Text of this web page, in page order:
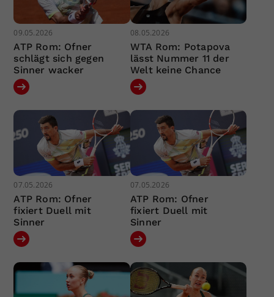
09.05.2026
ATP Rom: Ofner
schlägt sich gegen
Sinner wacker
08.05.2026
WTA Rom: Potapova
lässt Nummer 11 der
Welt keine Chance
07.05.2026
ATP Rom: Ofner
fixiert Duell mit
Sinner
07.05.2026
ATP Rom: Ofner
fixiert Duell mit
Sinner